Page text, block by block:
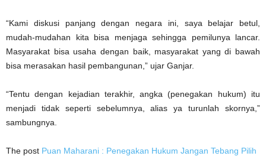
“Kami diskusi panjang dengan negara ini, saya belajar betul,
mudah-mudahan kita bisa menjaga sehingga pemilunya lancar.
Masyarakat bisa usaha dengan baik, masyarakat yang di bawah
bisa merasakan hasil pembangunan,” ujar Ganjar.
“Tentu dengan kejadian terakhir, angka (penegakan hukum) itu
menjadi tidak seperti sebelumnya, alias ya turunlah skornya,”
sambungnya.
The post Puan Maharani : Penegakan Hukum Jangan Tebang Pilih